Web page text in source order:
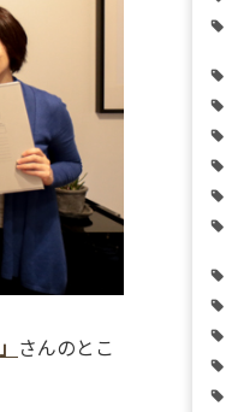
さんのとこ